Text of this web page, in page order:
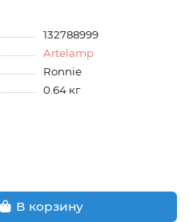
132788999
Artelamp
Ronnie
0.64 кг
В корзину